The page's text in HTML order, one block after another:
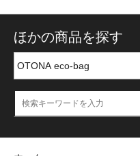
ほかの商品を探す